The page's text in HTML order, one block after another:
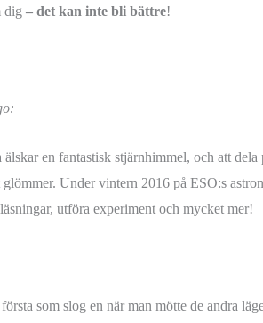
dig – det kan inte bli bättre!
älskar en fantastisk stjärnhimmel, och att
glömmer. Under vintern 2016 på ESO:s
utföra experiment och mycket mer!
som slog en när man mötte de andra